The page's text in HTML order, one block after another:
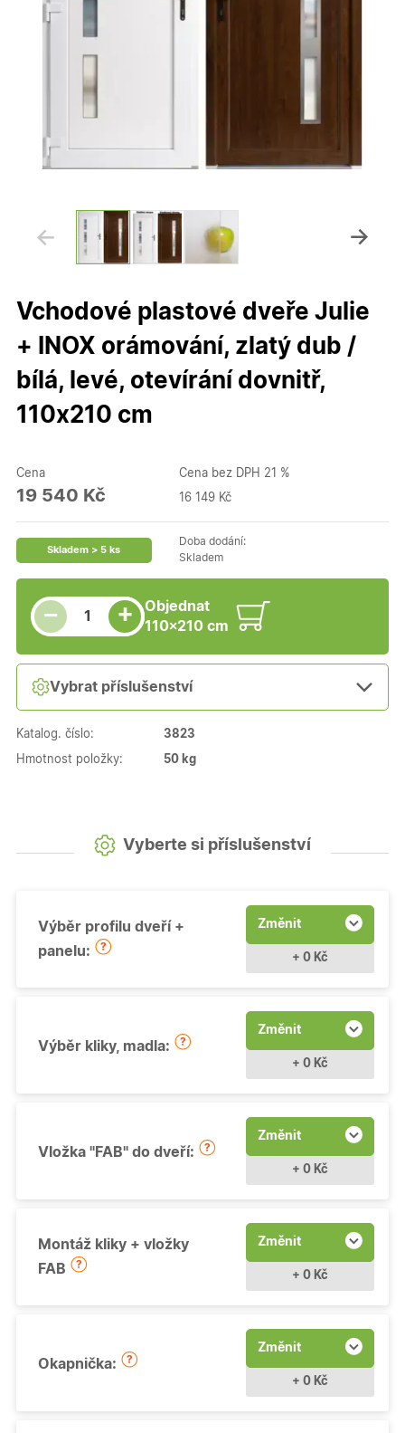
Vchodové plastové dveře Julie
+ INOX orámování, zlatý dub /
bílá, levé, otevírání dovnitř,
110x210 cm
Cena
19 540 Kč
Cena bez DPH 21 %
16 149 Kč
Skladem > 5 ks
Doba dodání:
Skladem
−
Snížit množství
Počet kusů +
Zvýšit množství
Objednat
110×210 cm
Vybrat příslušenství
Katalog. číslo: 3823
Hmotnost položky: 50 kg
Vyberte si příslušenství
Výběr profilu dveří +
panelu:
Změnit
+ 0 Kč
Výběr kliky, madla:
Změnit
+ 0 Kč
Vložka "FAB" do dveří:
Změnit
+ 0 Kč
Montáž kliky + vložky
FAB
Změnit
+ 0 Kč
Okapnička:
Změnit
+ 0 Kč